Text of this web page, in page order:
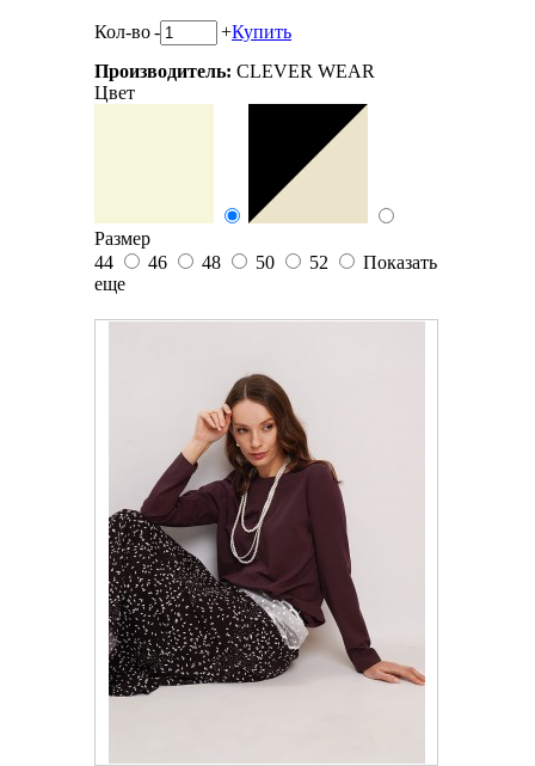
Кол-во- +Купить
Производитель: CLEVER WEAR
Цвет
Размер
44
46 48 50 52
Показать
еще